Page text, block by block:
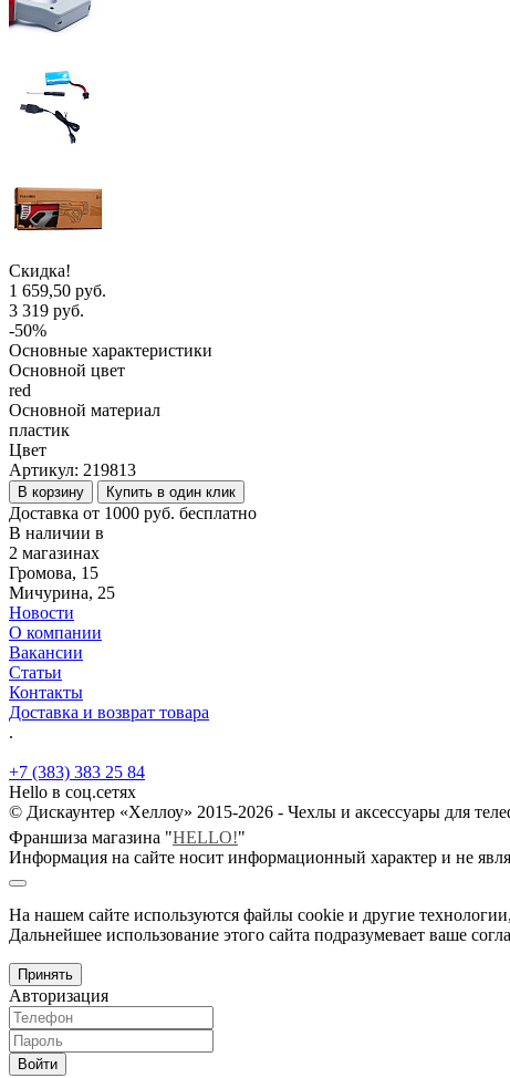
Скидка!
1 659,50 руб.
3 319 руб.
-50%
Основные характеристики
Основной цвет
red
Основной материал
пластик
Цвет
Артикул: 219813
В корзину Купить в один клик
Доставка от 1000 руб. бесплатно
В наличии в
2 магазинах
Громова, 15
Мичурина, 25
Новости
О компании
Вакансии
Статьи
Контакты
Доставка и возврат товара
.
+7 (383) 383 25 84
Hello в соц.сетях
© Дискаунтер «Хеллоу» 2015-2026 - Чехлы и аксессуары для
Франшиза магазина "HELLO!"
Информация на сайте носит информационный характер и не
На нашем сайте используются файлы cookie и другие
Дальнейшее использование этого сайта подразумевает ваше
Принять
Авторизация
Войти